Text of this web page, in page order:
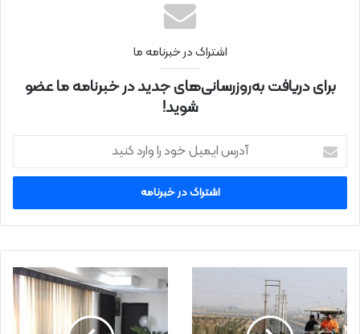
اشتراک در خبرنامه ما
برای دریافت به‌روزرسانی‌های جدید در خبرنامه ما عضو
شوید!
ر
ا
ی
خ
و
د